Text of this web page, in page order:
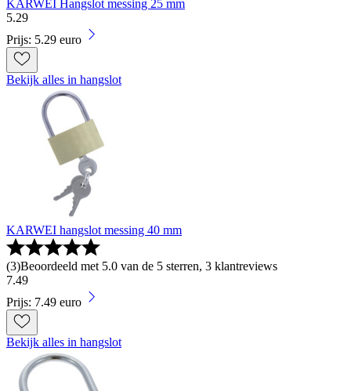
KARWEI Hangslot messing 25 mm
5.29
Prijs: 5.29 euro
Bekijk alles in hangslot
KARWEI hangslot messing 40 mm
(3)Beoordeeld met 5.0 van de 5 sterren, 3 klantreviews
7.49
Prijs: 7.49 euro
Bekijk alles in hangslot